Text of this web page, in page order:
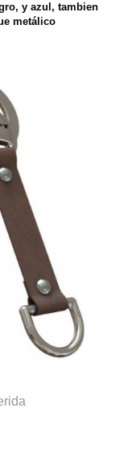
y azul, tambien
metálico